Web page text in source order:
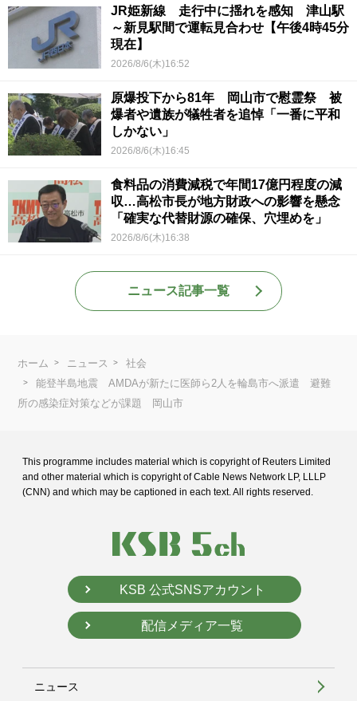
JR姫新線 走行中に揺れを感知 津山駅
～新見駅間で運転見合わせ【午後4時45分
現在】
2026/8/6(木)16:52
原爆投下から81年 岡山市で慰霊祭 被
爆者や遺族が犠牲者を追悼「一番に平和
しかない」
2026/8/6(木)16:45
食料品の消費減税で年間17億円程度の減
収…高松市長が地方財政への影響を懸念
「確実な代替財源の確保、穴埋めを」
2026/8/6(木)16:38
ニュース記事一覧
ホーム ニュース
社会
能登半島地震 AMDAが新たに医師ら2人を輪島市へ派遣 避難
所の感染症対策などが課題 岡山市
This programme includes material which is copyright of Reuters Limited
and other material which is copyright of Cable News Network LP, LLLP
(CNN) and which may be captioned in each text. All rights reserved.
KSB 公式SNSアカウント
配信メディア一覧
ニュース